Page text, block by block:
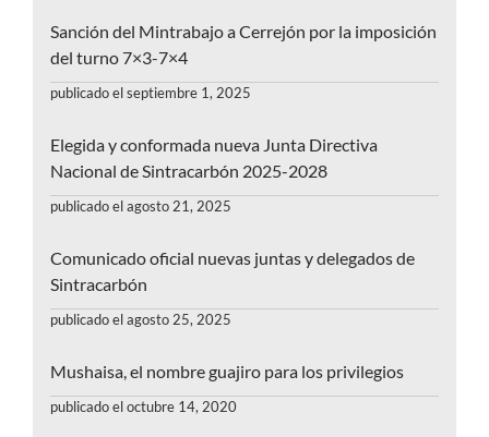
Sanción del Mintrabajo a Cerrejón por la imposición
del turno 7×3-7×4
publicado el septiembre 1, 2025
Elegida y conformada nueva Junta Directiva
Nacional de Sintracarbón 2025-2028
publicado el agosto 21, 2025
Comunicado oficial nuevas juntas y delegados de
Sintracarbón
publicado el agosto 25, 2025
Mushaisa, el nombre guajiro para los privilegios
publicado el octubre 14, 2020